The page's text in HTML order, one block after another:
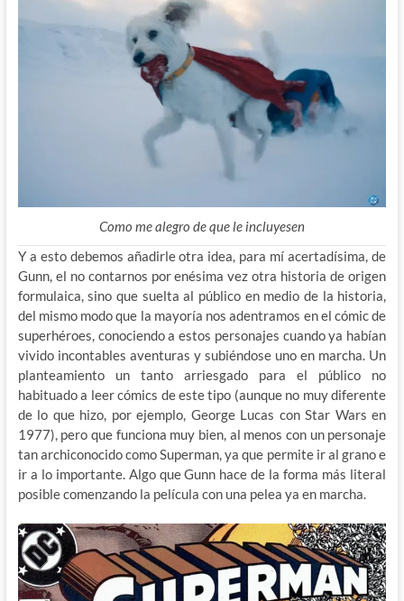
Como me alegro de que le incluyesen
Y a esto debemos añadirle otra idea, para mí acertadísima, de
Gunn, el no contarnos por enésima vez otra historia de origen
formulaica, sino que suelta al público en medio de la historia,
del mismo modo que la mayoría nos adentramos en el cómic de
superhéroes, conociendo a estos personajes cuando ya habían
vivido incontables aventuras y subiéndose uno en marcha. Un
planteamiento un tanto arriesgado para el público no
habituado a leer cómics de este tipo (aunque no muy diferente
de lo que hizo, por ejemplo, George Lucas con Star Wars en
1977), pero que funciona muy bien, al menos con un personaje
tan archiconocido como Superman, ya que permite ir al grano e
ir a lo importante. Algo que Gunn hace de la forma más literal
posible comenzando la película con una pelea ya en marcha.